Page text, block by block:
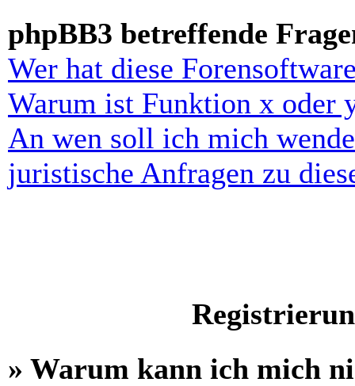
phpBB3 betreffende
Wer hat diese
Warum ist Funktion x oder
An wen soll ich mich
juristische Anfragen zu
» Warum kann ich mich